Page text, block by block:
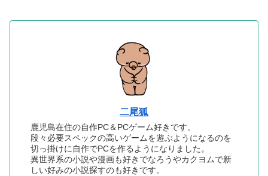
二尾狐
鹿児島在住の自作PC＆PCゲーム好きです。
段々必要スペックの高いゲームを遊ぶようになるのを
切っ掛けに自作でPCを作るようになりました。
異世界系の小説や漫画も好きでなろうやカクヨムで新
しい好みの小説探すのも好きです。